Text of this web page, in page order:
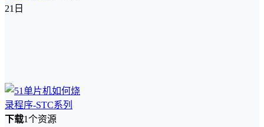
21日
下载1个资源